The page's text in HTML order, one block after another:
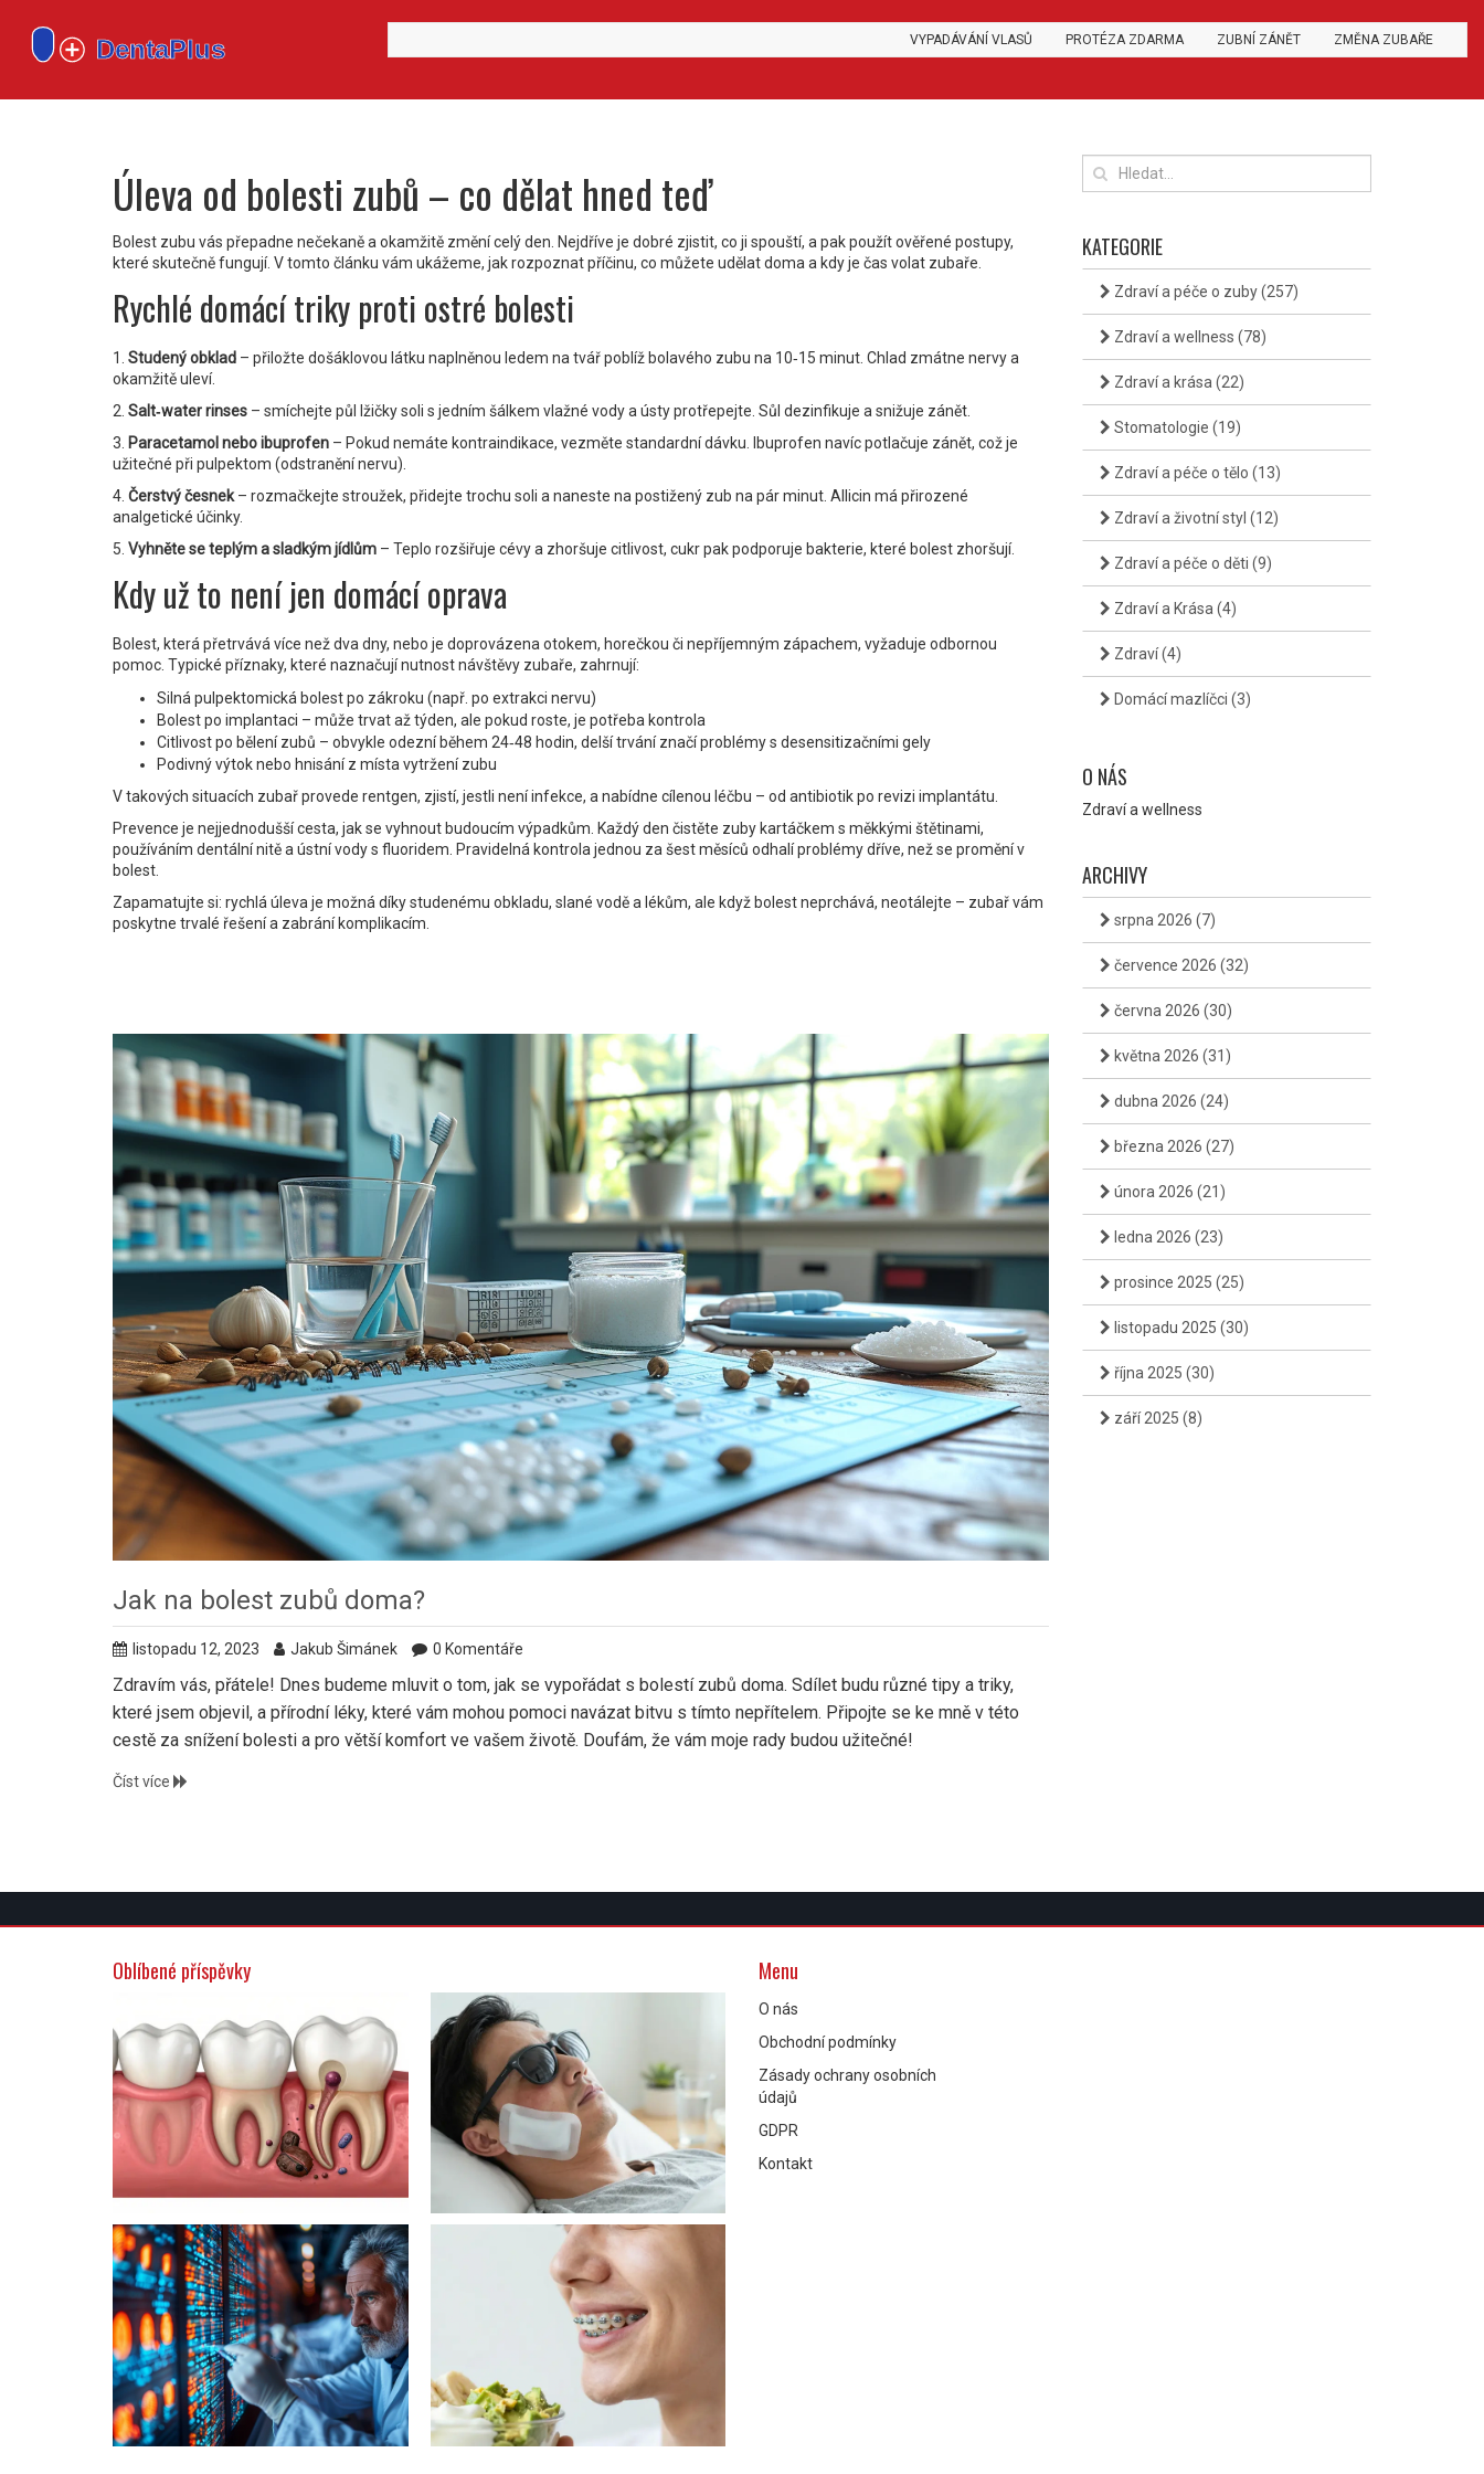
VYPADÁVÁNÍ VLASŮ PROTÉZA ZDARMA ZUBNÍ ZÁNĚT ZMĚNA ZUBAŘE
Úleva od bolesti zubů – co dělat hned teď
Bolest zubu vás přepadne nečekaně a okamžitě změní celý den. Nejdříve je dobré zjistit, co ji spouští, a pak použít ověřené postupy,
které skutečně fungují. V tomto článku vám ukážeme, jak rozpoznat příčinu, co můžete udělat doma a kdy je čas volat zubaře.
Rychlé domácí triky proti ostré bolesti
1. Studený obklad – přiložte došáklovou látku naplněnou ledem na tvář poblíž bolavého zubu na 10‑15 minut. Chlad zmátne nervy a
okamžitě uleví.
2. Salt‑water rinses – smíchejte půl lžičky soli s jedním šálkem vlažné vody a ústy protřepejte. Sůl dezinfikuje a snižuje zánět.
3. Paracetamol nebo ibuprofen – Pokud nemáte kontraindikace, vezměte standardní dávku. Ibuprofen navíc potlačuje zánět, což je
užitečné při pulpektom (odstranění nervu).
4. Čerstvý česnek– rozmačkejte stroužek, přidejte trochu soli a naneste na postižený zub na pár minut. Allicin má přirozené
analgetické účinky.
5. Vyhněte se teplým a sladkým jídlům – Teplo rozšiřuje cévy a zhoršuje citlivost, cukr pak podporuje bakterie, které bolest zhoršují.
Kdy už to není jen domácí oprava
Bolest, která přetrvává více než dva dny, nebo je doprovázena otokem, horečkou či nepříjemným zápachem, vyžaduje odbornou
pomoc. Typické příznaky, které naznačují nutnost návštěvy zubaře, zahrnují:
Silná pulpektomická bolest po zákroku (např. po extrakci nervu)
Bolest po implantaci – může trvat až týden, ale pokud roste, je potřeba kontrola
Citlivost po bělení zubů – obvykle odezní během 24‑48 hodin, delší trvání značí problémy s desensitizačními gely
Podivný výtok nebo hnisání z místa vytržení zubu
V takových situacích zubař provede rentgen, zjistí, jestli není infekce, a nabídne cílenou léčbu – od antibiotik po revizi implantátu.
Prevence je nejjednodušší cesta, jak se vyhnout budoucím výpadkům. Každý den čistěte zuby kartáčkem s měkkými štětinami,
používáním dentální nitě a ústní vody s fluoridem. Pravidelná kontrola jednou za šest měsíců odhalí problémy dříve, než se promění v
bolest.
Zapamatujte si: rychlá úleva je možná díky studenému obkladu, slané vodě a lékům, ale když bolest neprchává, neotálejte – zubař vám
poskytne trvalé řešení a zabrání komplikacím.
Jak na bolest zubů doma?
listopadu 12, 2023 Jakub Šimánek 0 Komentáře
Zdravím vás, přátele! Dnes budeme mluvit o tom, jak se vypořádat s bolestí zubů doma. Sdílet budu různé tipy a triky,
které jsem objevil, a přírodní léky, které vám mohou pomoci navázat bitvu s tímto nepřítelem. Připojte se ke mně v této
cestě za snížení bolesti a pro větší komfort ve vašem životě. Doufám, že vám moje rady budou užitečné!
Číst více
KATEGORIE
Zdraví a péče o zuby(257)
Zdraví a wellness (78)
Zdraví a krása (22)
Stomatologie (19)
Zdraví a péče o tělo (13)
Zdraví a životní styl (12)
Zdraví a péče o děti (9)
Zdraví a Krása (4)
Zdraví(4)
Domácí mazlíčci (3)
O NÁS
Zdraví a wellness
ARCHIVY
srpna 2026 (7)
července 2026 (32)
června 2026 (30)
května 2026 (31)
dubna 2026 (24)
března 2026 (27)
února 2026 (21)
ledna 2026 (23)
prosince 2025 (25)
listopadu 2025 (30)
října 2025 (30)
září 2025 (8)
Oblíbené příspěvky Menu
O nás
Obchodní podmínky
Zásady ochrany osobních
údajů
GDPR
Kontakt